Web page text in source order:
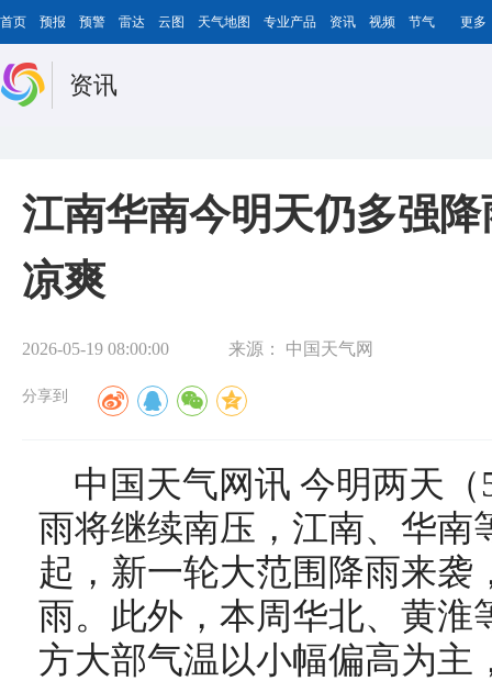
首页 预报 预警 雷达 云图 天气地图 专业产品 资讯 视频 节气 更多
资讯
江南华南今明天仍多强
凉爽
2026-05-19 08:00:00 来源： 中国天气网
分享到
中国天气网讯 今明两天
雨将继续南压，江南、华南
起，新一轮大范围降雨来袭
雨。此外，本周华北、黄淮
方大部气温以小幅偏高为主